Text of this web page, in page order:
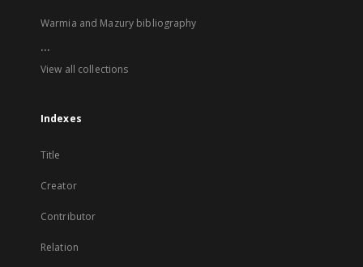
Warmia and Mazury bibliography
...
View all collections
Indexes
Title
Creator
Contributor
Relation